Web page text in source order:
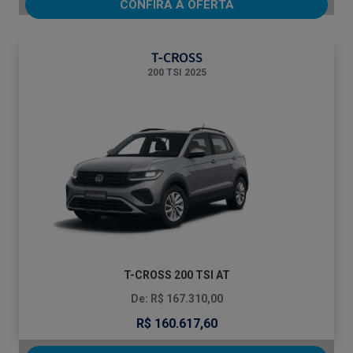
CONFIRA A OFERTA
T-CROSS
200 TSI 2025
T-CROSS 200 TSI AT
De: R$ 167.310,00
R$ 160.617,60